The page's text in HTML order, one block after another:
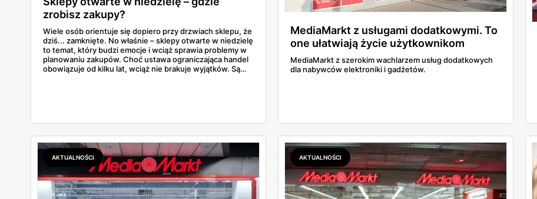
zrobisz zakupy?
Wiele osób orientuje się dopiero przy drzwiach sklepu, że
dziś... zamknięte. No właśnie – sklepy otwarte w niedzielę
to temat, który budzi emocje i wciąż sprawia problemy w
planowaniu zakupów. Choć ustawa ograniczająca handel
obowiązuje od kilku lat, wciąż nie brakuje wyjątków. Są
mieście.
MediaMarkt z usługami dodatkowymi. To
one ułatwiają życie użytkownikom
nowych technologii!
MediaMarkt z szerokim wachlarzem usług dodatkowych
dla nabywców elektroniki i gadżetów.
AKTUALNOŚCI AKTUALNOŚCI